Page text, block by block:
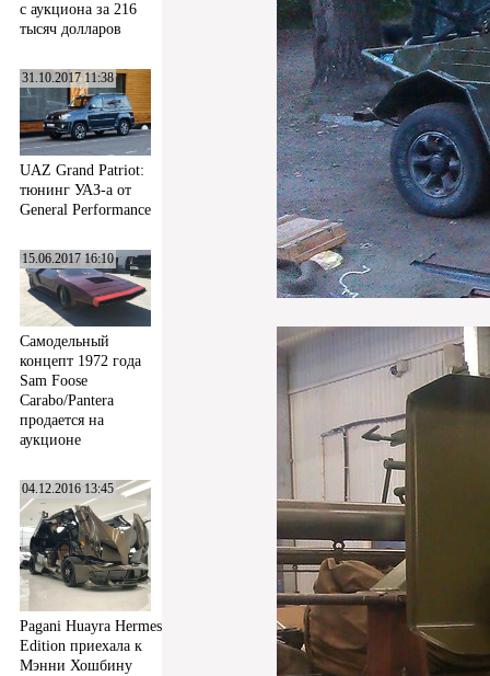
с аукциона за 216
тысяч долларов
31.10.2017 11:38
UAZ Grand Patriot:
тюнинг УАЗ-а от
General Performance
15.06.2017 16:10
Самодельный
концепт 1972 года
Sam Foose
Carabo/Pantera
продается на
аукционе
04.12.2016 13:45
Pagani Huayra Hermes
Edition приехала к
Мэнни Хошбину